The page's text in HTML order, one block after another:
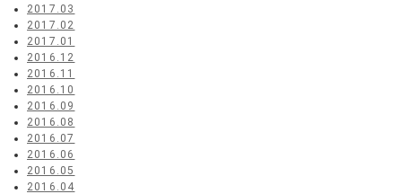
2017.03
2017.02
2017.01
2016.12
2016.11
2016.10
2016.09
2016.08
2016.07
2016.06
2016.05
2016.04